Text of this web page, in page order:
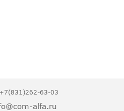
+7(831)262-63-03
alfa.ru